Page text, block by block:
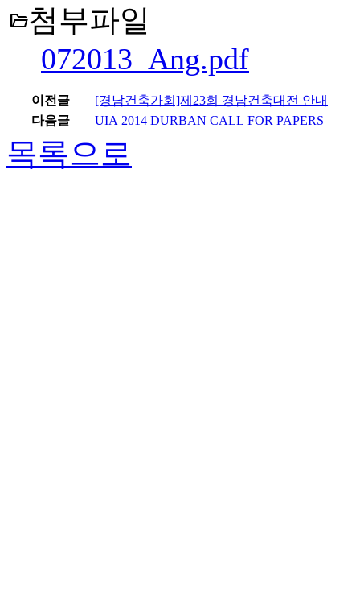
folder_open첨부파일
072013_Ang.pdf
이전글
[경남건축가회]제23회 경남건축대전 안내
다음글
UIA 2014 DURBAN CALL FOR PAPERS
목록으로